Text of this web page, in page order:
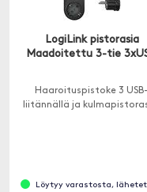
LogiLink pistorasia
Maadoitettu 3-tie
Haaroituspistoke 3 USB-
liitännällä ja
Löytyy varastosta,